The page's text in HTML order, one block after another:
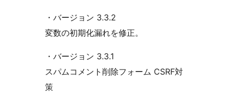
・バージョン 3.3.2
変数の初期化漏れを修正。
・バージョン 3.3.1
スパムコメント削除フォーム CSRF対
策